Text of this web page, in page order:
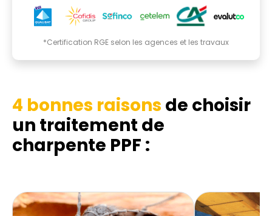
*Certification RGE selon les agences et les travaux
4 bonnes raisons de choisir
un traitement de
charpente PPF :